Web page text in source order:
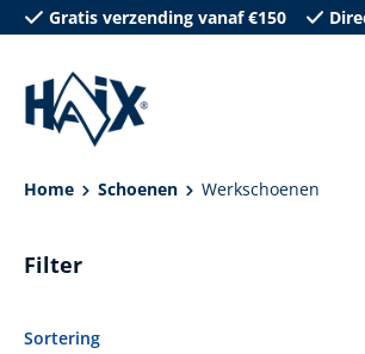
Ga naar de hoofdnavigatie
Gratis verzending vanaf €150
Home Schoenen Werkschoenen
Filter
Sortering